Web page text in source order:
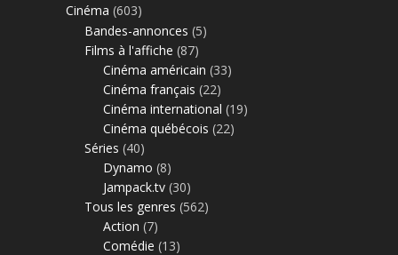
Cinéma (603)
Bandes-annonces (5)
Films à l'affiche (87)
Cinéma américain (33)
Cinéma français (22)
Cinéma international (19)
Cinéma québécois (22)
Séries (40)
Dynamo (8)
Jampack.tv (30)
Tous les genres (562)
Action (7)
Comédie (13)